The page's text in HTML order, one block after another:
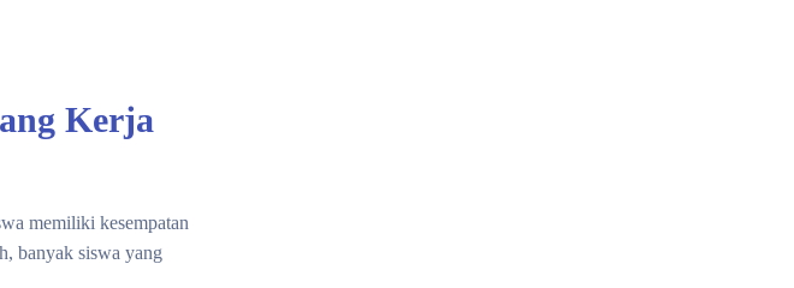
Kerja
memiliki kesempatan
banyak siswa yang